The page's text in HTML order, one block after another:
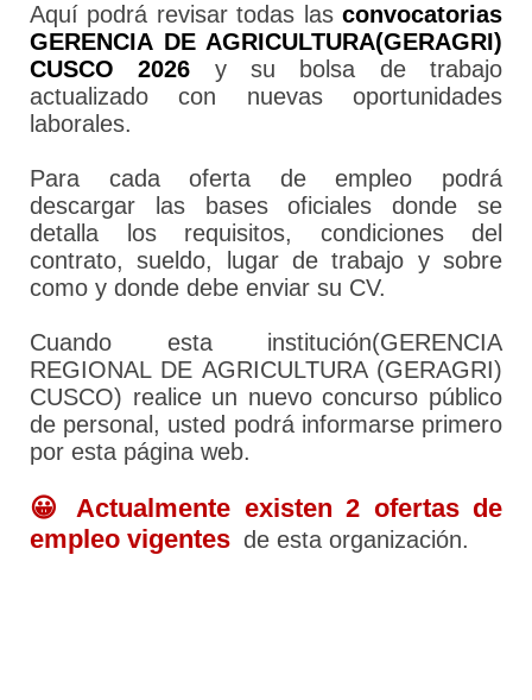
Aquí podrá revisar todas las convocatorias
GERENCIA DE AGRICULTURA(GERAGRI)
CUSCO 2026 y su bolsa de trabajo
actualizado con nuevas oportunidades
laborales.
Para cada oferta de empleo podrá
descargar las bases oficiales donde se
detalla los requisitos, condiciones del
contrato, sueldo, lugar de trabajo y sobre
como y donde debe enviar su CV.
Cuando esta institución(GERENCIA
REGIONAL DE AGRICULTURA (GERAGRI)
CUSCO) realice un nuevo concurso público
de personal, usted podrá informarse primero
por esta página web.
😀 Actualmente existen 2 ofertas de
empleo vigentes de esta organización.